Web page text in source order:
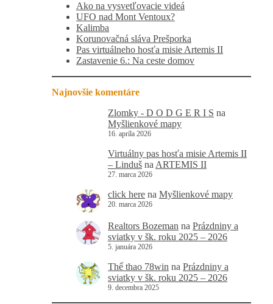
Ako na vysvetľovacie videá
UFO nad Mont Ventoux?
Kalimba
Korunovačná sláva Prešporka
Pas virtuálneho hosťa misie Artemis II
Zastavenie 6.: Na ceste domov
Najnovšie komentáre
Zlomky - D O D G E R I S na
Myšlienkové mapy
16. apríla 2026
Virtuálny pas hosťa misie Artemis II
– Linduš na ARTEMIS II
27. marca 2026
click here na Myšlienkové mapy
20. marca 2026
Realtors Bozeman na Prázdniny a
sviatky v šk. roku 2025 – 2026
5. januára 2026
Thể thao 78win na Prázdniny a
sviatky v šk. roku 2025 – 2026
9. decembra 2025